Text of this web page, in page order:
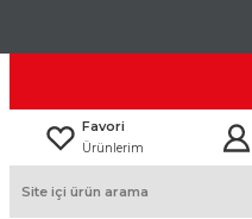
Favori
Ürünlerim